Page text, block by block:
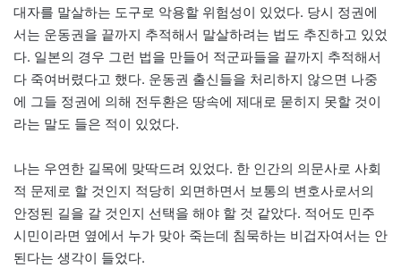
대자를 말살하는 도구로 악용할 위험성이 있었다. 당시 정권에
서는 운동권을 끝까지 추적해서 말살하려는 법도 추진하고 있었
다. 일본의 경우 그런 법을 만들어 적군파들을 끝까지 추적해서
다 죽여버렸다고 했다. 운동권 출신들을 처리하지 않으면 나중
에 그들 정권에 의해 전두환은 땅속에 제대로 묻히지 못할 것이
라는 말도 들은 적이 있었다.
나는 우연한 길목에 맞딱드려 있었다. 한 인간의 의문사로 사회
적 문제로 할 것인지 적당히 외면하면서 보통의 변호사로서의
안정된 길을 갈 것인지 선택을 해야 할 것 같았다. 적어도 민주
시민이라면 옆에서 누가 맞아 죽는데 침묵하는 비겁자여서는 안
된다는 생각이 들었다.